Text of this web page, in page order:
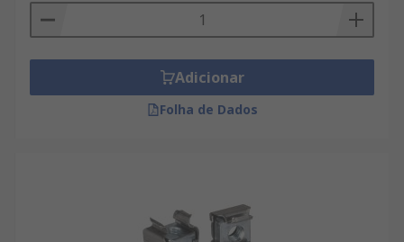
Adicionar
Folha de Dados